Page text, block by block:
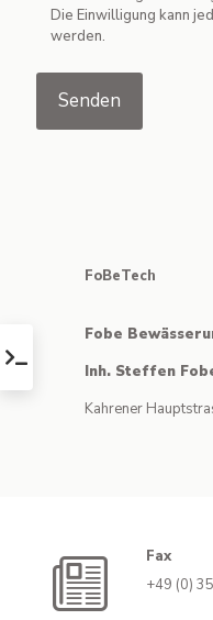
Die Einwilligung kann
werden.
FoBeTech
Fobe
Inh. Steffen
Kahrener
Fax
+49 (0)